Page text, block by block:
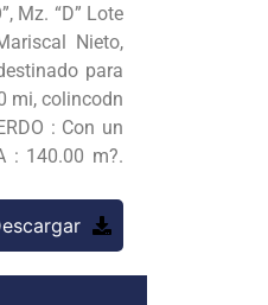
Mz. “D” Lote
Nieto,
para
mi, colincodn
: Con un
: 140.00 m?.